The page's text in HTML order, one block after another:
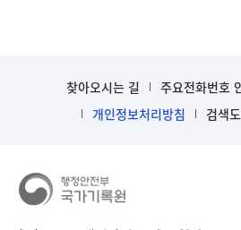
찾아오시는 길 주요전화번호
개인정보처리방침
검색